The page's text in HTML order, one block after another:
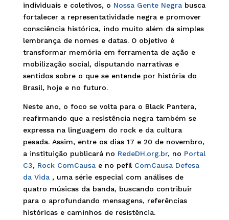
individuais e coletivos, o Nossa Gente Negrabusca
fortalecer a representatividade negra e promover
consciência histórica, indo muito além da simples
lembrança de nomes e datas. O objetivo é
transformar memória em ferramenta de ação e
mobilização social, disputando narrativas e
sentidos sobre o que se entende por história do
Brasil, hoje e no futuro.
Neste ano, o foco se volta para o Black Pantera,
reafirmando que a resistência negra também se
expressa na linguagem do rock e da cultura
pesada. Assim, entre os dias 17 e 20 de novembro,
a instituição publicará no RedeDH.org.br, no Portal
C3, Rock ComCausae no pefil ComCausa Defesa
da Vida, uma série especial com análises de
quatro músicas da banda, buscando contribuir
para o aprofundando mensagens, referências
históricas e caminhos de resistência.